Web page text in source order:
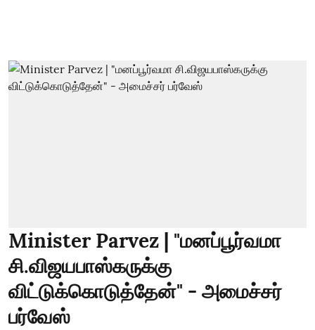
Minister Parvez | "மனப்பூர்வமா
சி.விஜயபாஸ்கருக்கு
விட்டுக்கொடுத்தேன்" - அமைச்சர்
பர்வேஸ்